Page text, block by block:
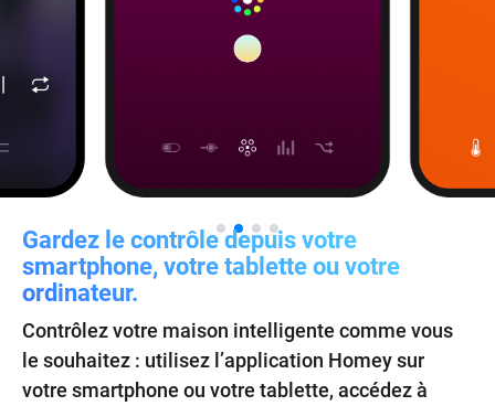
Gardez le contrôle depuis votre
smartphone, votre tablette ou votre
ordinateur.
Contrôlez votre maison intelligente comme vous
le souhaitez : utilisez l’application Homey sur
votre smartphone ou votre tablette, accédez à